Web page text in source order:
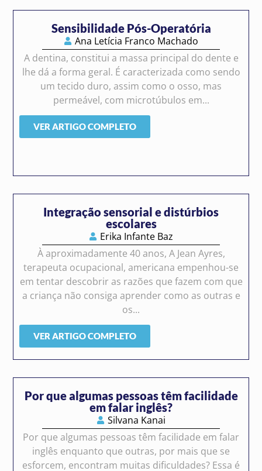
Sensibilidade Pós-Operatória
Ana Letícia Franco Machado
A dentina, constitui a massa principal do dente e
lhe dá a forma geral. É caracterizada como sendo
um tecido duro, assim como o osso, mas
permeável, com microtúbulos em...
VER ARTIGO COMPLETO
Integração sensorial e distúrbios
escolares
Erika Infante Baz
À aproximadamente 40 anos, A Jean Ayres,
terapeuta ocupacional, americana empenhou-se
em tentar descobrir as razões que fazem com que
a criança não consiga aprender como as outras e
os...
VER ARTIGO COMPLETO
Por que algumas pessoas têm facilidade
em falar inglês?
Silvana Kanai
Por que algumas pessoas têm facilidade em falar
inglês enquanto que outras, por mais que se
esforcem, encontram muitas dificuldades? Essa é